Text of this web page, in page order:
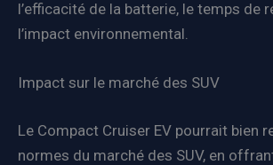
l’efficacité de la batterie, le temps de
l’impact environnemental.
Impact sur le marché des SUV
Le Compact Cruiser EV pourrait bien
normes du marché des SUV, en